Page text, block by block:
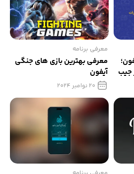
جیب
معرفی برنامه
معرفی بهترین بازی های جنگی
آیفون
20 نوامبر 2024